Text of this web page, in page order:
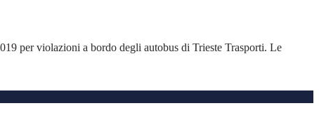
per violazioni a bordo degli autobus di Trieste Trasporti. Le